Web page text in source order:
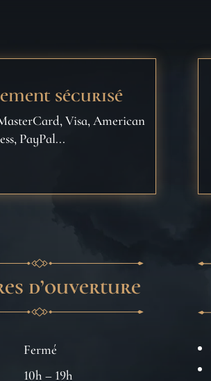
sécurisé
Visa, American
PayPal...
d’ouverture
Fermé
10h – 19h